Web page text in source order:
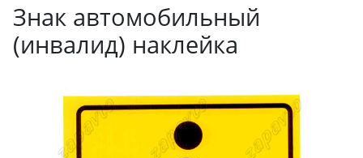
Знак автомобильный
(инвалид) наклейка